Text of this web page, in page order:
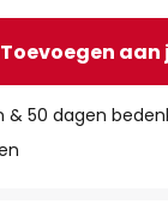
Toevoegen
& 50 dagen